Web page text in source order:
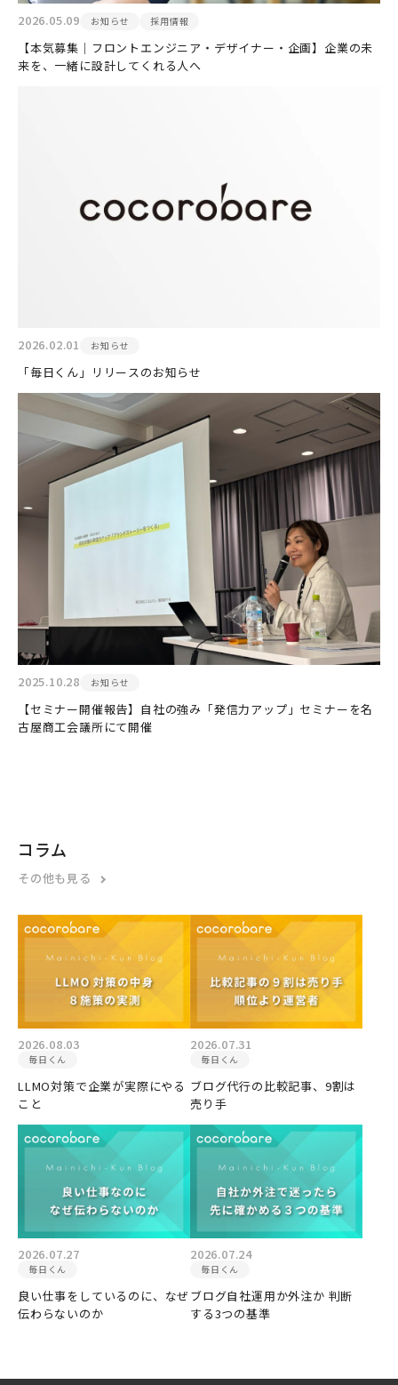
2026.05.09 お知らせ 採用情報
【本気募集｜フロントエンジニア・デザイナー・企画】企業の未
来を、一緒に設計してくれる人へ
2026.02.01 お知らせ
「毎日くん」リリースのお知らせ
2025.10.28 お知らせ
【セミナー開催報告】自社の強み「発信力アップ」セミナーを名
古屋商工会議所にて開催
コラム
その他も見る
2026.08.03
毎日くん
LLMO対策で企業が実際にやる
こと
2026.07.31
毎日くん
ブログ代行の比較記事、9割は
売り手
2026.07.27
毎日くん
良い仕事をしているのに、なぜ
伝わらないのか
2026.07.24
毎日くん
ブログ自社運用か外注か 判断
する3つの基準